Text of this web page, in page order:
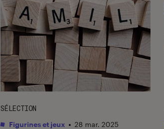
SÉLECTION
Figurines et jeux • 28 mar. 2025